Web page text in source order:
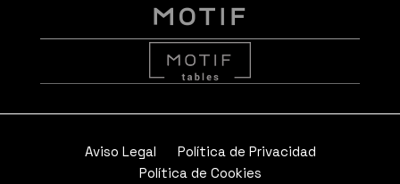
Aviso Legal
Política de Privacidad
Política de Cookies